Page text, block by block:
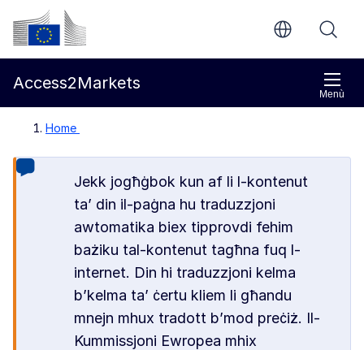
Mur għall-kontenut ewlieni
Kummissjoni Ewropea
Menù
Access2Markets
Home
Jekk jogħġbok kun af li l-kontenut
ta’ din il-paġna hu traduzzjoni
awtomatika biex tipprovdi fehim
bażiku tal-kontenut tagħna fuq l-
internet. Din hi traduzzjoni kelma
b’kelma ta’ ċertu kliem li għandu
mnejn mhux tradott b’mod preċiż. Il-
Kummissjoni Ewropea mhix